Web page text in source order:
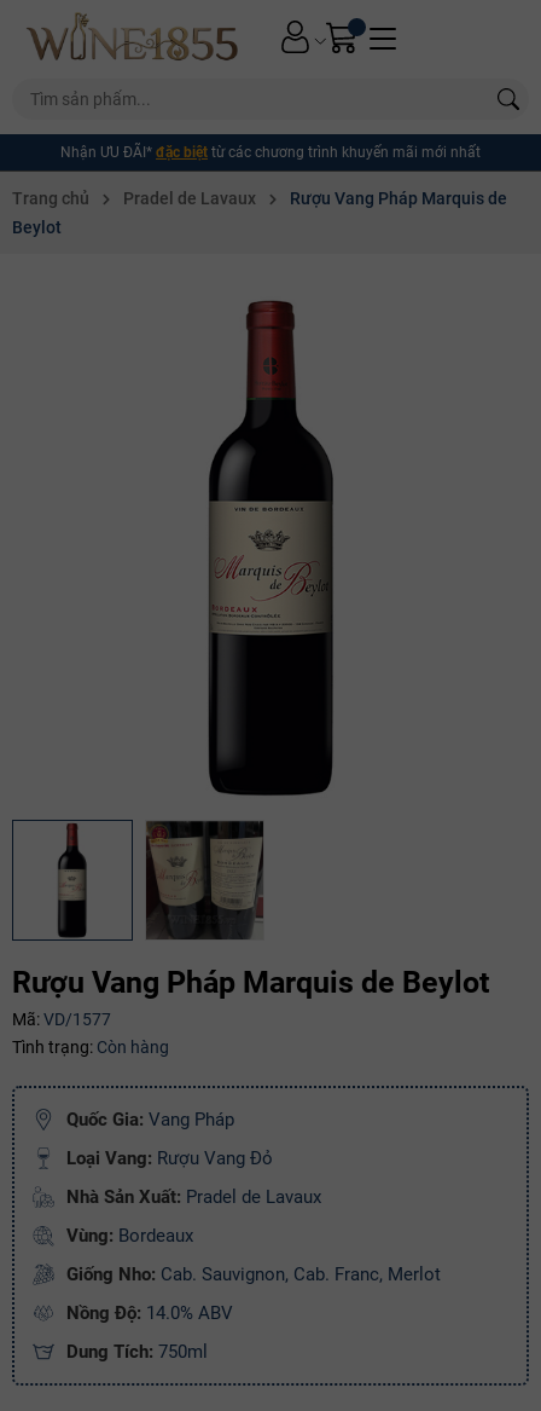
Nhận ƯU ĐÃI* đặc biệt từ các chương trình khuyến mãi mới nhất
Trang chủ Pradel de Lavaux
Rượu Vang Pháp Marquis de
Beylot
Rượu Vang Pháp Marquis de Beylot
Mã:VD/1577
Tình trạng: Còn hàng
Quốc Gia: Vang Pháp
Loại Vang: Rượu Vang Đỏ
Nhà Sản Xuất: Pradel de Lavaux
Vùng: Bordeaux
Giống Nho: Cab. Sauvignon, Cab. Franc, Merlot
Nồng Độ: 14.0% ABV
Dung Tích: 750ml
Mã giảm giá:
Ngày hết hạn:
Điều kiện: